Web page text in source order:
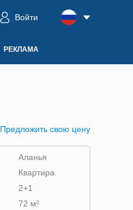
Войти
РЕКЛАМА
Предложить свою цену
Аланья
Квартира
2+1
72 м²